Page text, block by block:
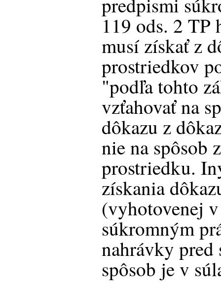
119 ods. 2 TP
musí získať z
prostriedkov
"podľa tohto
vzťahovať na
dôkazu z
nie na spôsob
prostriedku.
získania
(vyhotovenej
súkromným
nahrávky pred
spôsob je v